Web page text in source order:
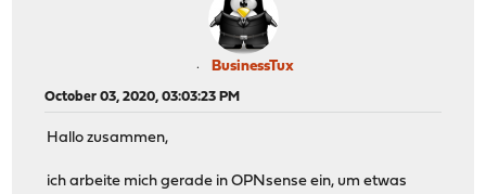
BusinessTux
October 03, 2020, 03:03:23 PM
Hallo zusammen,
ich arbeite mich gerade in OPNsense ein, um etwas